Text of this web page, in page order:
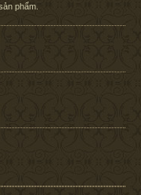
phẩm.